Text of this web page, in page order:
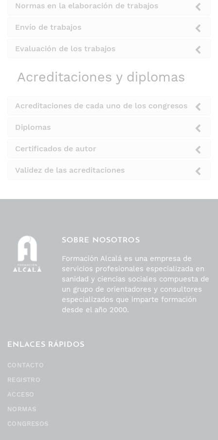
Normas en la elaboración de trabajos
Envío de trabajos
Evaluación de los trabajos
Acreditaciones y diplomas
Acreditaciones de cada uno de los congresos
Diplomas
Certificados de autor
Validez de las acreditaciones
SOBRE NOSOTROS
Formación Alcalá es una empresa de
servicios profesionales especializada en
sanidad y ciencias sociales compuesta de
un grupo de orientadores y consultores
especializados que imparte formación
desde el año 2000.
ENLACES RÁPIDOS
CONTACTO
REGISTRO
ACCESO
NORMAS
CONGRESOS